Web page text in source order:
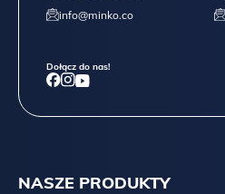
NASZE PRODUKTY
info@minko.co
Dołącz do nas!